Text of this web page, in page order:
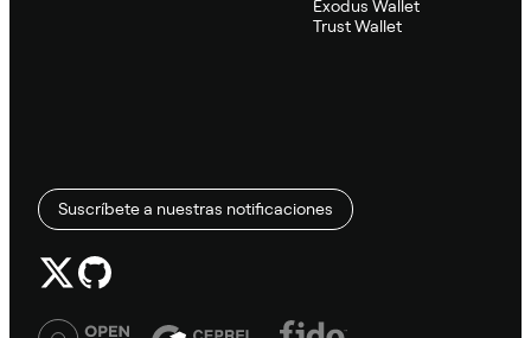
Exodus Wallet
Trust Wallet
Suscríbete a nuestras notificaciones